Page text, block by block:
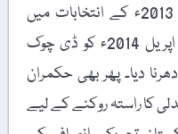
البتہ پاکستان تحریک انصاف نے 2013ء کے انتخابات میں
ہونے والی دھاندلی کے خلاف 14 اپریل 2014ء کو ڈی چوک
تاریخی دھرنا دیا۔ پھر بھی حکمران
کا راستہ روکنے کے لیے